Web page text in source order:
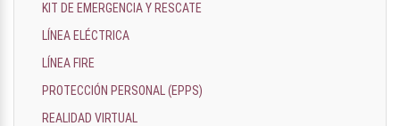
KIT DE EMERGENCIA Y RESCATE
LÍNEA ELÉCTRICA
LÍNEA FIRE
PROTECCIÓN PERSONAL (EPPS)
REALIDAD VIRTUAL